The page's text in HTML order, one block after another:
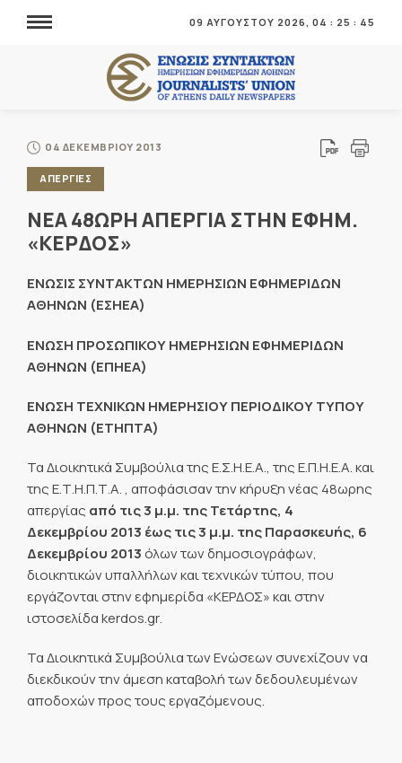
09 ΑΥΓΟΥΣΤΟΥ 2026, 04 : 25 : 46
04 ΔΕΚΕΜΒΡΙΟΥ 2013
ΑΠΕΡΓΙΕΣ
ΝΕΑ 48ΩΡΗ ΑΠΕΡΓΙΑ ΣΤΗΝ ΕΦΗΜ.
«ΚΕΡΔΟΣ»
ΕΝΩΣΙΣ ΣΥΝΤΑΚΤΩΝ ΗΜΕΡΗΣΙΩΝ ΕΦΗΜΕΡΙΔΩΝ
ΑΘΗΝΩΝ (ΕΣΗΕΑ)
ΕΝΩΣΗ ΠΡΟΣΩΠΙΚΟΥ ΗΜΕΡΗΣΙΩΝ ΕΦΗΜΕΡΙΔΩΝ
ΑΘΗΝΩΝ (ΕΠΗΕΑ)
ΕΝΩΣΗ ΤΕΧΝΙΚΩΝ ΗΜΕΡΗΣΙΟΥ ΠΕΡΙΟΔΙΚΟΥ ΤΥΠΟΥ
ΑΘΗΝΩΝ (ΕΤΗΠΤΑ)
Τα Διοικητικά Συμβούλια της Ε.Σ.Η.Ε.Α., της Ε.Π.Η.Ε.Α. και
της Ε.Τ.Η.Π.Τ.Α. , αποφάσισαν την κήρυξη νέας 48ωρης
απεργίας από τις 3 μ.μ. της Τετάρτης, 4
Δεκεμβρίου 2013 έως τις 3 μ.μ. της Παρασκευής, 6
Δεκεμβρίου 2013 όλων των δημοσιογράφων,
διοικητικών υπαλλήλων και τεχνικών τύπου, που
εργάζονται στην εφημερίδα «ΚΕΡΔΟΣ» και στην
ιστοσελίδα kerdos.gr.
Τα Διοικητικά Συμβούλια των Ενώσεων συνεχίζουν να
διεκδικούν την άμεση καταβολή των δεδουλευμένων
αποδοχών προς τους εργαζόμενους.